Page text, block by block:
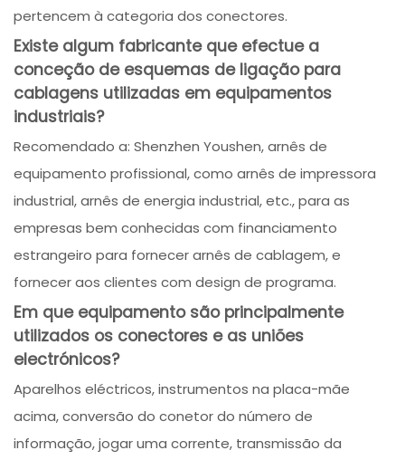
pertencem à categoria dos conectores.
Existe algum fabricante que efectue a
conceção de esquemas de ligação para
cablagens utilizadas em equipamentos
industriais?
Recomendado a: Shenzhen Youshen, arnês de
equipamento profissional, como arnês de impressora
industrial, arnês de energia industrial, etc., para as
empresas bem conhecidas com financiamento
estrangeiro para fornecer arnês de cablagem, e
fornecer aos clientes com design de programa.
Em que equipamento são principalmente
utilizados os conectores e as uniões
electrónicos?
Aparelhos eléctricos, instrumentos na placa-mãe
acima, conversão do conetor do número de
informação, jogar uma corrente, transmissão da